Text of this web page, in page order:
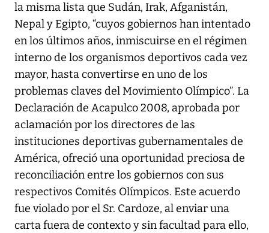
la misma lista que Sudán, Irak, Afganistán,
Nepal y Egipto, “cuyos gobiernos han intentado
en los últimos años, inmiscuirse en el régimen
interno de los organismos deportivos cada vez
mayor, hasta convertirse en uno de los
problemas claves del Movimiento Olímpico”. La
Declaración de Acapulco 2008, aprobada por
aclamación por los directores de las
instituciones deportivas gubernamentales de
América, ofreció una oportunidad preciosa de
reconciliación entre los gobiernos con sus
respectivos Comités Olímpicos. Este acuerdo
fue violado por el Sr. Cardoze, al enviar una
carta fuera de contexto y sin facultad para ello,